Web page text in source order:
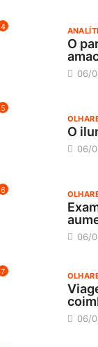
4
O
06/
5
O
06/
6
06/
7
06/